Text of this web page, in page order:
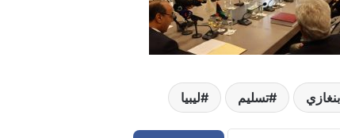
بنغازي تسليم ليبيا